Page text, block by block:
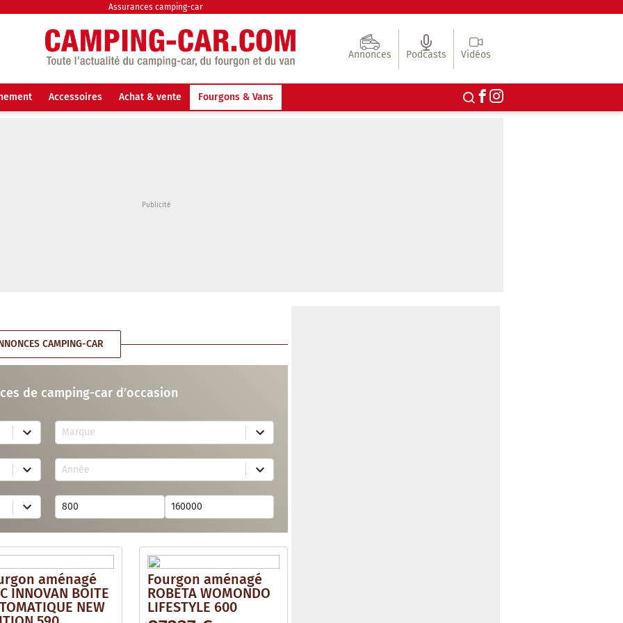
Assurances camping-car
Annonces Podcasts Vidéos
Accessoires Achat & vente Fourgons & Vans
CAMPING-CAR
de camping-car d’occasion
Marque
7
r
t
a
i
a
b
l
e
Année
1
r
e
t
s
a
v
a
i
l
a
b
aménagé
INNOVAN BOITE
NEW
Fourgon aménagé
ROBETA WOMONDO
LIFESTYLE 600